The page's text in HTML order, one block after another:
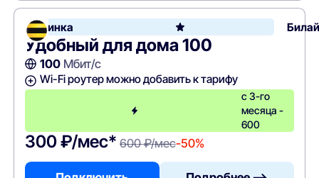
Новинка
Удобный для дома 100
100Мбит/с
Wi-Fi роутер можно добавить к тарифу
с 3-го
месяца -
600
300 ₽/мес* 600 ₽/мес-50%